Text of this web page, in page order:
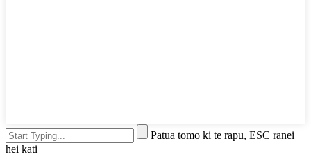
Patua tomo ki te rapu, ESC ranei
hei kati